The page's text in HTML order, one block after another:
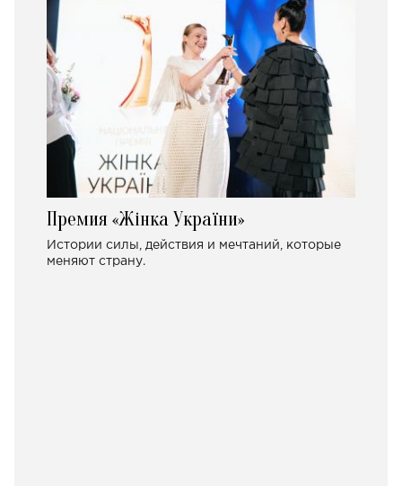
Премия «Жінка України»
Истории силы, действия и мечтаний, которые
меняют страну.